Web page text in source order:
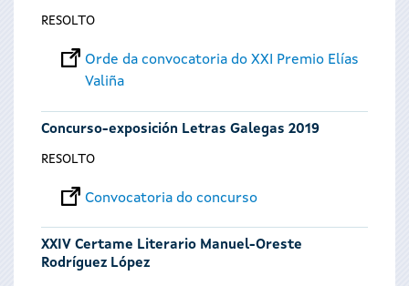
RESOLTO
Orde da convocatoria do XXI Premio Elías
Valiña
Concurso-exposición Letras Galegas 2019
RESOLTO
Convocatoria do concurso
XXIV Certame Literario Manuel-Oreste
Rodríguez López